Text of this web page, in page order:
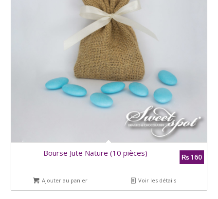
Bourse Jute Nature (10 pièces) ₨160
Ajouter au panier Voir les détails